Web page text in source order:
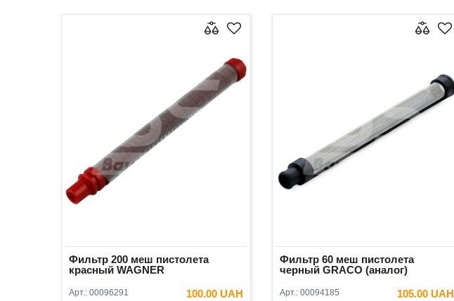
Фильтр 200 меш пистолета
красный WAGNER
Арт.: 00096291 100.00 UAH
Фильтр 60 меш пистолета
черный GRACO (аналог)
Арт.: 00094185 105.00 UAH